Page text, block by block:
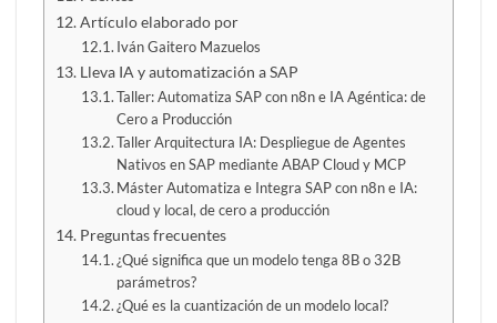
Artículo elaborado por
Iván Gaitero Mazuelos
Lleva IA y automatización a SAP
Taller: Automatiza SAP con n8n e IA Agéntica: de
Cero a Producción
Taller Arquitectura IA: Despliegue de Agentes
Nativos en SAP mediante ABAP Cloud y MCP
Máster Automatiza e Integra SAP con n8n e IA:
cloud y local, de cero a producción
Preguntas frecuentes
¿Qué significa que un modelo tenga 8B o 32B
parámetros?
¿Qué es la cuantización de un modelo local?